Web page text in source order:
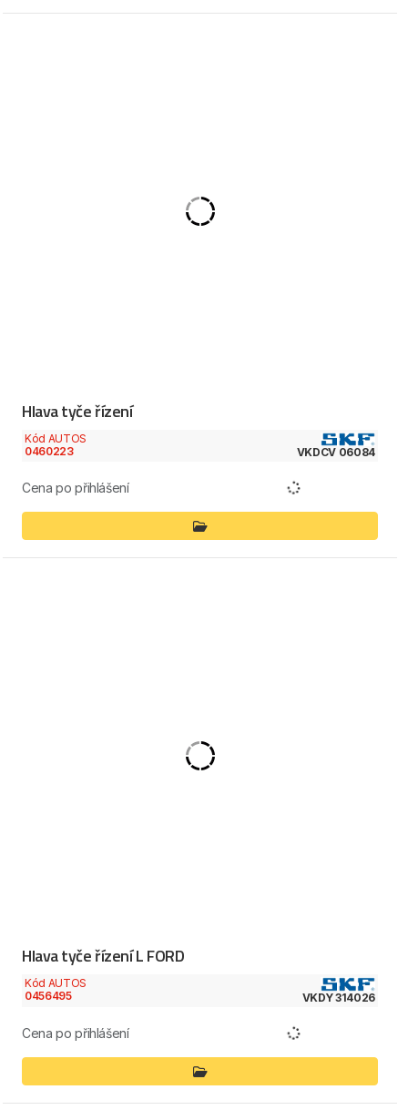
Hlava tyče řízení
Kód AUTOS
0460223
VKDCV 06084
Cena po přihlášení
Hlava tyče řízení L FORD
Kód AUTOS
0456495
VKDY 314026
Cena po přihlášení